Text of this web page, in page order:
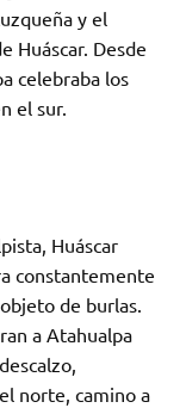
y el
Huáscar. Desde
celebraba los
el sur.
Huáscar
constantemente
de burlas.
a Atahualpa
norte, camino a